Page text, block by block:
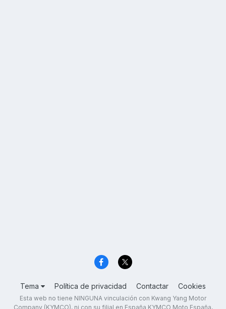
Tema Política de privacidad Contactar Cookies
Esta web no tiene NINGUNA vinculación con Kwang Yang Motor
Company (KYMCO), ni con su filial en España KYMCO Moto España,